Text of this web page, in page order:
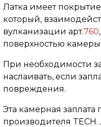
Латка имеет
который,
вулканизации арт.760
поверхностью камеры.
При необходимости
наслаивать, если
повреждения.
Эта камерная
производителя